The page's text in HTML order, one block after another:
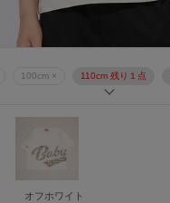
90cm ×
100cm × 110cm 残り１点
100cm ×
オフホワイト